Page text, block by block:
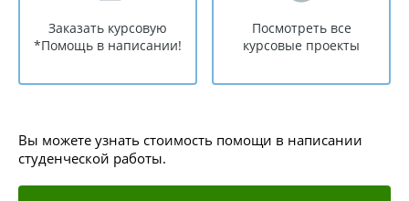
Заказать курсовую
*Помощь в написании!
Посмотреть все
курсовые проекты
Вы можете узнать стоимость помощи в написании
студенческой работы.